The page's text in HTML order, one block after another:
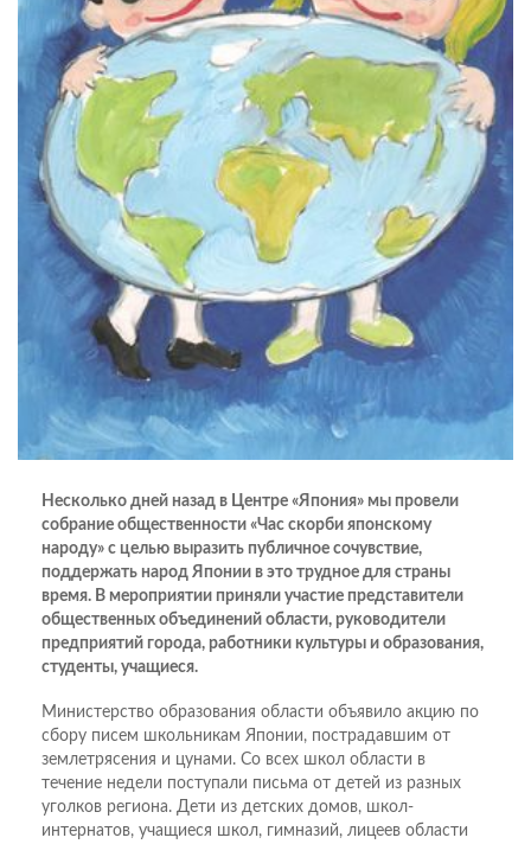
Несколько дней назад в Центре «Япония» мы провели
собрание общественности «Час скорби японскому
народу» с целью выразить публичное сочувствие,
поддержать народ Японии в это трудное для страны
время. В мероприятии приняли участие представители
общественных объединений области, руководители
предприятий города, работники культуры и образования,
студенты, учащиеся.
Министерство образования области объявило акцию по
сбору писем школьникам Японии, пострадавшим от
землетрясения и цунами. Со всех школ области в
течение недели поступали письма от детей из разных
уголков региона. Дети из детских домов, школ-
интернатов, учащиеся школ, гимназий, лицеев области